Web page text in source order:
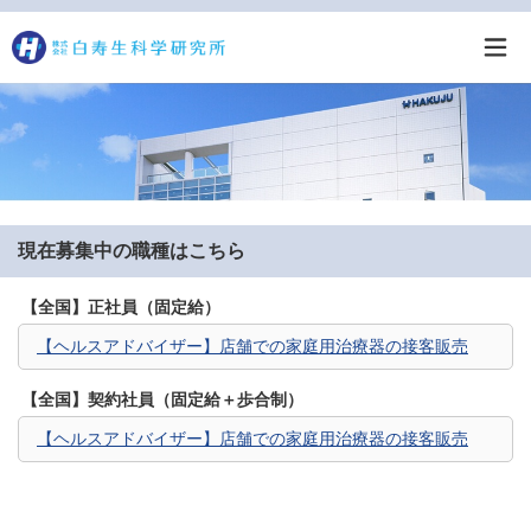
現在募集中の職種はこちら
【全国】正社員（固定給）
【ヘルスアドバイザー】店舗での家庭用治療器の接客販売
【全国】契約社員（固定給＋歩合制）
【ヘルスアドバイザー】店舗での家庭用治療器の接客販売